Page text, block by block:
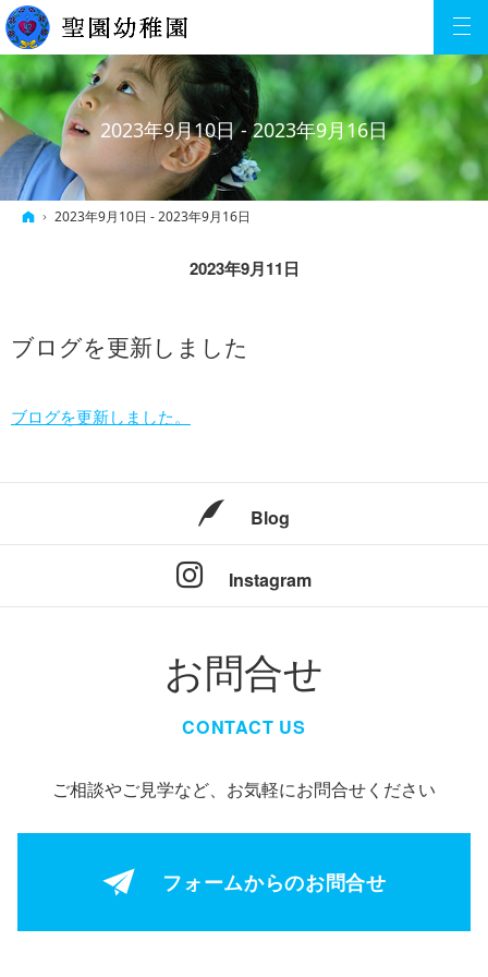
2023年9月10日 - 2023年9月16日
ホーム
2023年9月10日 - 2023年9月16日
2023年9月11日
ブログを更新しました
ブログを更新しました。
Blog
Instagram
お問合せ
CONTACT US
ご相談やご見学など、お気軽にお問合せください
フォームからのお問合せ